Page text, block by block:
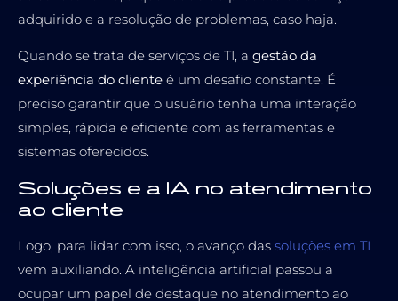
adquirido e a resolução de problemas, caso haja.
Quando se trata de serviços de TI, a gestão da
experiência do cliente é um desafio constante. É
preciso garantir que o usuário tenha uma interação
simples, rápida e eficiente com as ferramentas e
sistemas oferecidos.
Soluções e a IA no atendimento
ao cliente
Logo, para lidar com isso, o avanço das soluções em TI
vem auxiliando. A inteligência artificial passou a
ocupar um papel de destaque no atendimento ao